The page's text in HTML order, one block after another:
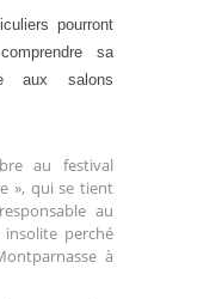
pourront
sa
aux salons
au festival
», qui se tient
au
perché
à